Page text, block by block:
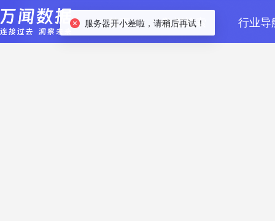
首页 数据检索 行业导
服务器开小差啦，请稍后再试！